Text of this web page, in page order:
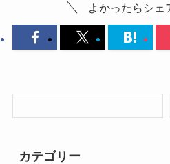
よかったらシェ
カテゴリー